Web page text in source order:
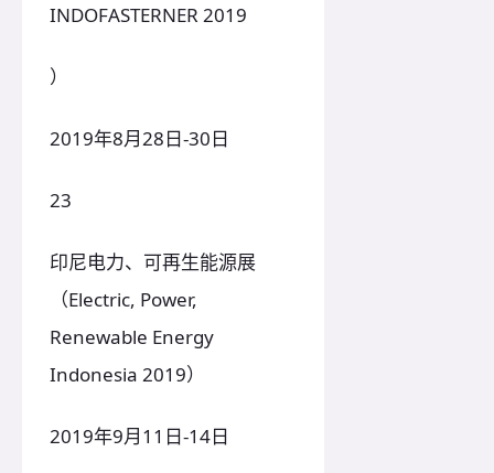
INDOFASTERNER 2019
）
2019年8月28日-30日
23
印尼电力、可再生能源展
（Electric, Power,
Renewable Energy
Indonesia 2019）
2019年9月11日-14日